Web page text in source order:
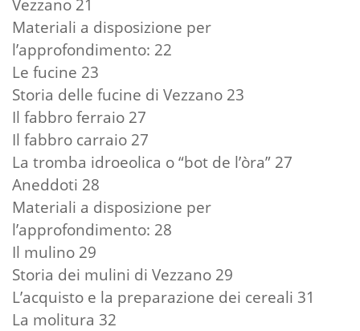
Materiali a disposizione per
l’approfondimento: 22
Le fucine 23
Storia delle fucine di Vezzano 23
Il fabbro ferraio 27
Il fabbro carraio 27
La tromba idroeolica o “bot de l’òra” 27
Aneddoti 28
Materiali a disposizione per
l’approfondimento: 28
Il mulino 29
Storia dei mulini di Vezzano 29
L’acquisto e la preparazione dei cereali 31
La molitura 32